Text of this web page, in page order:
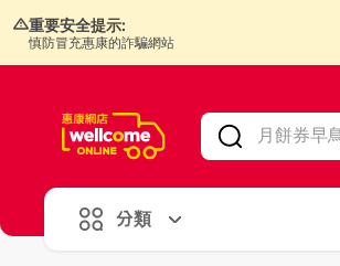
重要安全提示:
慎防冒充惠康的詐騙網站
分類